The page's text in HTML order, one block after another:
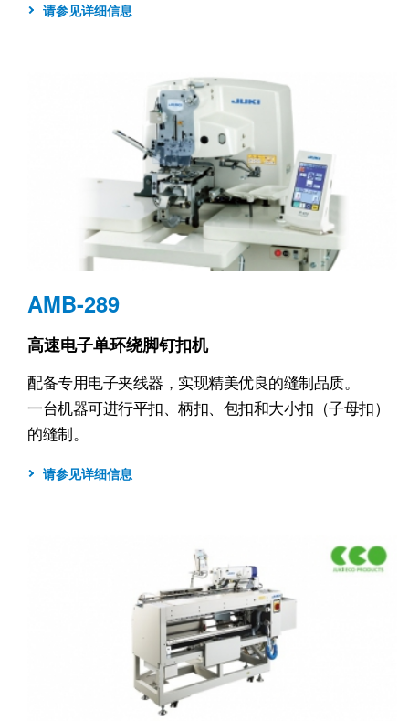
请参见详细信息
AMB-289
高速电子单环绕脚钉扣机
配备专用电子夹线器，实现精美优良的缝制品质。
一台机器可进行平扣、柄扣、包扣和大小扣（子母扣）
的缝制。
请参见详细信息